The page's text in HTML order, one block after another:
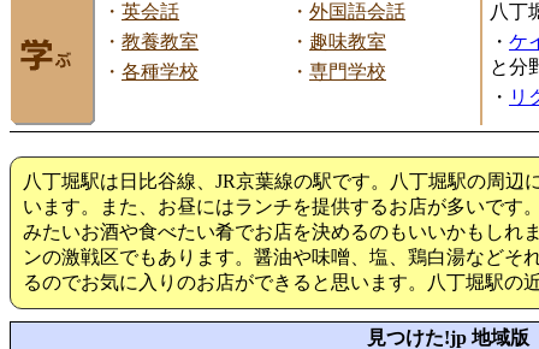
・ 英会話 ・ 外国語会話
・ 教養教室 ・ 趣味教室
・ 各種学校 ・ 専門学校
八丁
・ ケ
と分
・ リ
八丁堀駅は日比谷線、JR京葉線の駅です。八丁堀駅の周辺
います。また、お昼にはランチを提供するお店が多いです
みたいお酒や食べたい肴でお店を決めるのもいいかもしれ
ンの激戦区でもあります。醤油や味噌、塩、鶏白湯などそ
るのでお気に入りのお店ができると思います。八丁堀駅の
見つけた!jp 地域版